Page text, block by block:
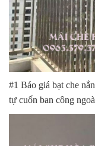
#1 Báo giá bạt che
tự cuốn ban công